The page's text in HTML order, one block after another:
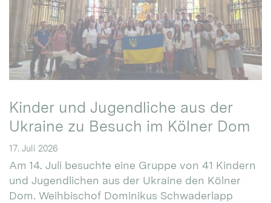
Kinder und Jugendliche aus der
Ukraine zu Besuch im Kölner Dom
17. Juli 2026
Am 14. Juli besuchte eine Gruppe von 41 Kindern
und Jugendlichen aus der Ukraine den Kölner
Dom. Weihbischof Dominikus Schwaderlapp